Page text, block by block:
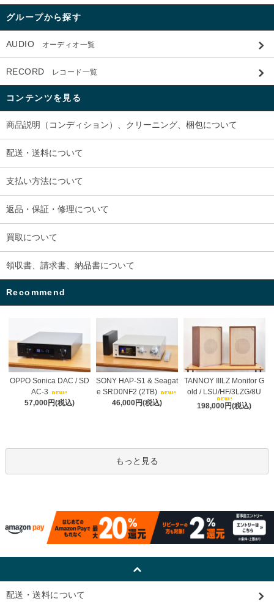
グループから探す
AUDIO オーディオ一覧
RECORD レコード一覧
コンテンツを見る
商品説明（コンディション）、クリーニング、梱包について
配送・送料について
支払い方法について
返品・保証・修理について
買取について
領収書、請求書、納品書について
Recommend
OPPO Sonica DAC / SD
AC-3
57,000円(税込)
SONY HAP-S1 & Seagat
e SRD0NF2 (2TB)
46,000円(税込)
TANNOY IIILZ Monitor G
old / LSU/HF/3LZG/8U
198,000円(税込)
もっと見る
配送・送料について